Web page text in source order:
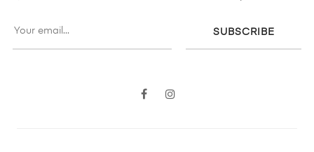
SUBSCRIBE
Facebook